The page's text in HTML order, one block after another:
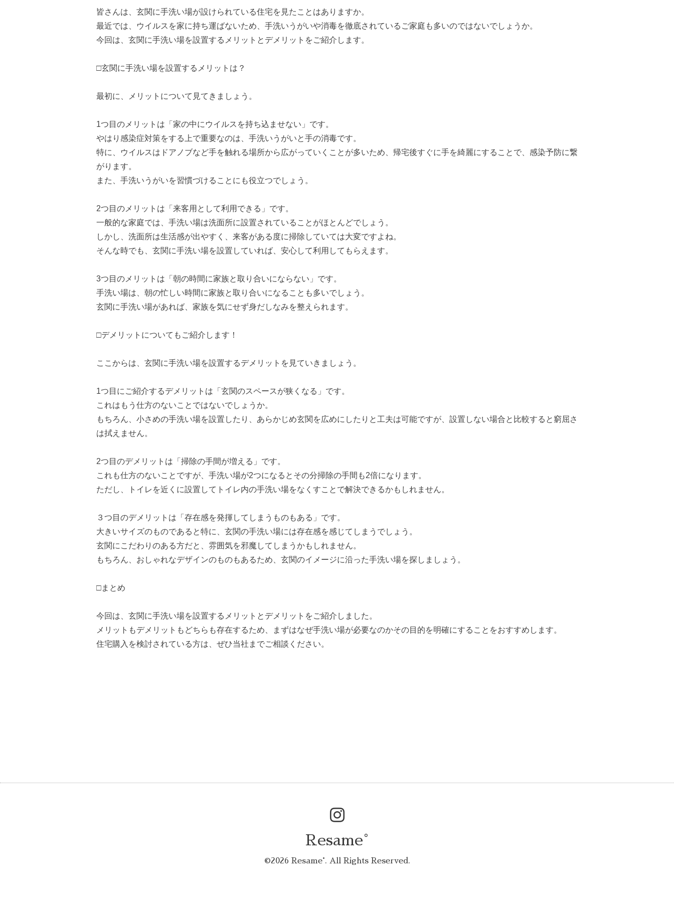
皆さんは、玄関に手洗い場が設けられている住宅を見たことはありますか。
最近では、ウイルスを家に持ち運ばないため、手洗いうがいや消毒を徹底されているご家庭も多いのではないでしょうか。
今回は、玄関に手洗い場を設置するメリットとデメリットをご紹介します。
□玄関に手洗い場を設置するメリットは？
最初に、メリットについて見てきましょう。
1つ目のメリットは「家の中にウイルスを持ち込ませない」です。
やはり感染症対策をする上で重要なのは、手洗いうがいと手の消毒です。
特に、ウイルスはドアノブなど手を触れる場所から広がっていくことが多いため、帰宅後すぐに手を綺麗にすることで、感染予防に繋
がります。
また、手洗いうがいを習慣づけることにも役立つでしょう。
2つ目のメリットは「来客用として利用できる」です。
一般的な家庭では、手洗い場は洗面所に設置されていることがほとんどでしょう。
しかし、洗面所は生活感が出やすく、来客がある度に掃除していては大変ですよね。
そんな時でも、玄関に手洗い場を設置していれば、安心して利用してもらえます。
3つ目のメリットは「朝の時間に家族と取り合いにならない」です。
手洗い場は、朝の忙しい時間に家族と取り合いになることも多いでしょう。
玄関に手洗い場があれば、家族を気にせず身だしなみを整えられます。
□デメリットについてもご紹介します！
ここからは、玄関に手洗い場を設置するデメリットを見ていきましょう。
1つ目にご紹介するデメリットは「玄関のスペースが狭くなる」です。
これはもう仕方のないことではないでしょうか。
もちろん、小さめの手洗い場を設置したり、あらかじめ玄関を広めにしたりと工夫は可能ですが、設置しない場合と比較すると窮屈さ
は拭えません。
2つ目のデメリットは「掃除の手間が増える」です。
これも仕方のないことですが、手洗い場が2つになるとその分掃除の手間も2倍になります。
ただし、トイレを近くに設置してトイレ内の手洗い場をなくすことで解決できるかもしれません。
３つ目のデメリットは「存在感を発揮してしまうものもある」です。
大きいサイズのものであると特に、玄関の手洗い場には存在感を感じてしまうでしょう。
玄関にこだわりのある方だと、雰囲気を邪魔してしまうかもしれません。
もちろん、おしゃれなデザインのものもあるため、玄関のイメージに沿った手洗い場を探しましょう。
□まとめ
今回は、玄関に手洗い場を設置するメリットとデメリットをご紹介しました。
メリットもデメリットもどちらも存在するため、まずはなぜ手洗い場が必要なのかその目的を明確にすることをおすすめします。
住宅購入を検討されている方は、ぜひ当社までご相談ください。
Resame°
©2026 Resame°. All Rights Reserved.